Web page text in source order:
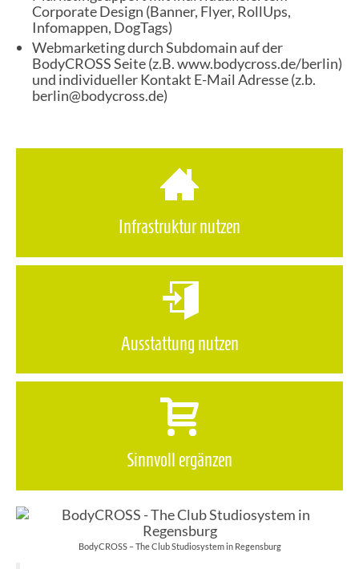
Corporate Design (Banner, Flyer, RollUps,
Infomappen, DogTags)
Webmarketing durch Subdomain auf der
BodyCROSS Seite (z.B. www.bodycross.de/berlin)
und individueller Kontakt E-Mail Adresse (z.b.
berlin@bodycross.de)
Infrastruktur nutzen
Ausstattung nutzen
Sinnvoll ergänzen
BodyCROSS – The Club Studiosystem in Regensburg